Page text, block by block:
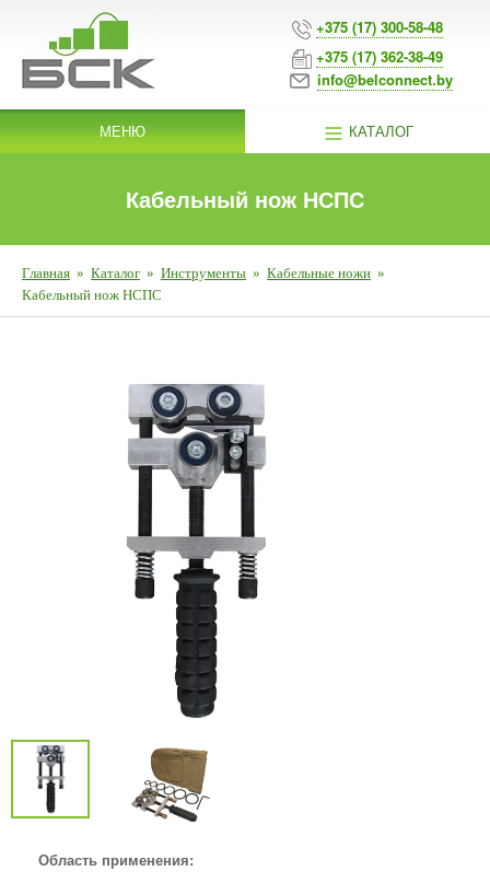
+375 (17) 300-58-48
+375 (17) 362-38-49
info@belconnect.by
МЕНЮ КАТАЛОГ
Кабельный нож НСПС
Главная » Каталог » Инструменты » Кабельные ножи »
Кабельный нож НСПС
Область применения: